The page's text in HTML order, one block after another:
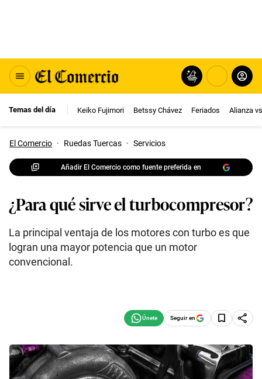
Temas del día Keiko Fujimori Betssy Chávez Feriados Alianza
El Comercio · Ruedas Tuercas · Servicios
Añadir El Comercio como fuente preferida en
¿Para qué sirve el turbocompresor?
La principal ventaja de los motores con turbo es que
logran una mayor potencia que un motor
convencional.
Seguir en